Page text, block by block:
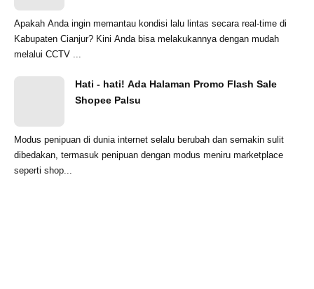
Apakah Anda ingin memantau kondisi lalu lintas secara real-time di
Kabupaten Cianjur? Kini Anda bisa melakukannya dengan mudah
melalui CCTV ...
Hati - hati! Ada Halaman Promo Flash Sale
Shopee Palsu
Modus penipuan di dunia internet selalu berubah dan semakin sulit
dibedakan, termasuk penipuan dengan modus meniru marketplace
seperti shop...